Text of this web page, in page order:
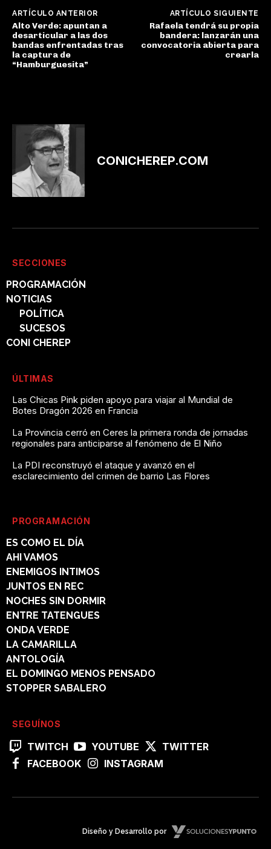
ARTÍCULO ANTERIOR
Alto Verde: apuntan a
desarticular a las dos
bandas enfrentadas tras
la captura de
“Hamburguesita”
ARTÍCULO SIGUIENTE
Rafaela tendrá su propia
bandera: lanzarán una
convocatoria abierta para
crearla
CONICHEREP.COM
SECCIONES
PROGRAMACIÓN
NOTICIAS
POLÍTICA
SUCESOS
CONI CHEREP
ÚLTIMAS
Las Chicas Pink piden apoyo para viajar al Mundial de
Botes Dragón 2026 en Francia
La Provincia cerró en Ceres la primera ronda de jornadas
regionales para anticiparse al fenómeno de El Niño
La PDI reconstruyó el ataque y avanzó en el
esclarecimiento del crimen de barrio Las Flores
PROGRAMACIÓN
ES COMO EL DÍA
AHI VAMOS
ENEMIGOS INTIMOS
JUNTOS EN REC
NOCHES SIN DORMIR
ENTRE TATENGUES
ONDA VERDE
LA CAMARILLA
ANTOLOGÍA
EL DOMINGO MENOS PENSADO
STOPPER SABALERO
SEGUÍNOS
TWITCH YOUTUBE
TWITTER
FACEBOOK
INSTAGRAM
Diseño y Desarrollo por